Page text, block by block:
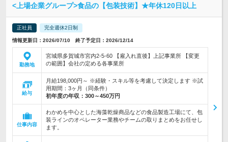
<上場企業グループ>食品の【包装技術】★年休120日以上
正社員 完全週休2日制
情報更新日：2026/07/10 終了予定日：2026/12/14
勤務地
宮城県多賀城市宮内2-5-60 【雇入れ直後】上記事業所 【変更
の範囲】会社の定める各事業所
給与
月給198,000円～ ※経験・スキル等を考慮して決定します ※試
用期間：3ヶ月（同条件）
初年度の年収： 300～450万円
仕事内容
わかめを中心とした海藻乾燥商品などの食品製造工場にて、包
装ラインのオペレーター業務やチームの取りまとめをお任せし
ます。